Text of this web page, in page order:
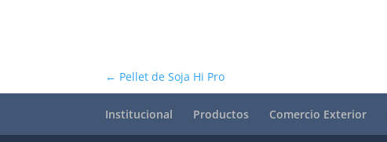
← Pellet de Soja Hi Pro
Institucional Productos Comercio Exterior